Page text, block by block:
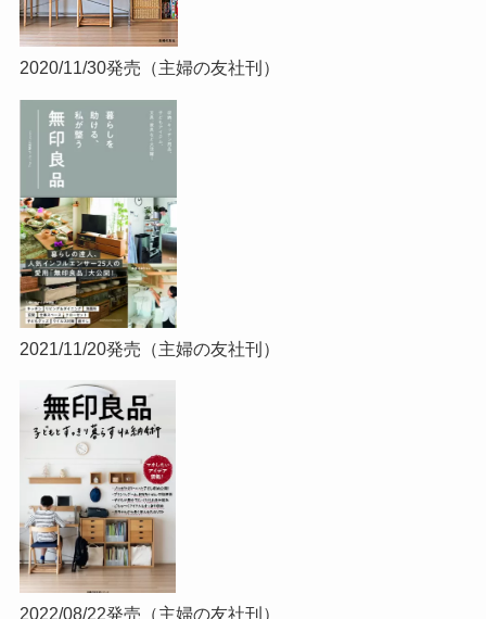
2020/11/30発売（主婦の友社刊）
2021/11/20発売（主婦の友社刊）
2022/08/22発売（主婦の友社刊）